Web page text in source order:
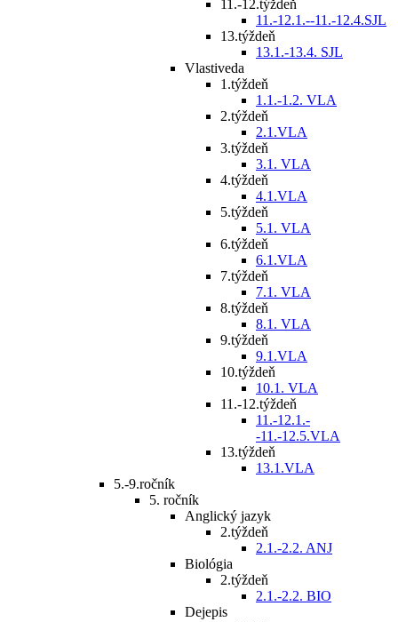
11.-12.týždeň
11.-12.1.--11.-12.4.SJL
13.týždeň
13.1.-13.4. SJL
Vlastiveda
1.týždeň
1.1.-1.2. VLA
2.týždeň
2.1.VLA
3.týždeň
3.1. VLA
4.týždeň
4.1.VLA
5.týždeň
5.1. VLA
6.týždeň
6.1.VLA
7.týždeň
7.1. VLA
8.týždeň
8.1. VLA
9.týždeň
9.1.VLA
10.týždeň
10.1. VLA
11.-12.týždeň
11.-12.1.-
-11.-12.5.VLA
13.týždeň
13.1.VLA
5.-9.ročník
5. ročník
Anglický jazyk
2.týždeň
2.1.-2.2. ANJ
Biológia
2.týždeň
2.1.-2.2. BIO
Dejepis